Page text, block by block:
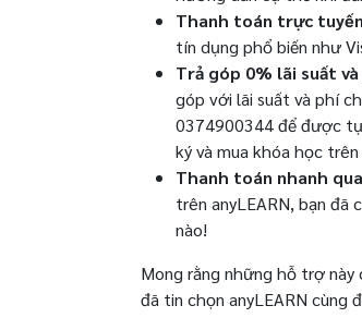
Thanh toán trực
tín dụng phổ biến như
Trả góp 0% lãi suất
góp với lãi suất và phí
0374900344 để được
ký và mua khóa học trên
Thanh toán nhanh
trên anyLEARN, bạn
nào!
Mong rằng những hỗ trợ này
đã tin chọn anyLEARN cùng